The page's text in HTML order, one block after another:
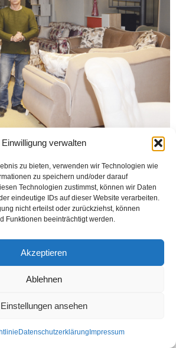
Einwilligung verwalten
zu bieten, verwenden wir Technologien wie
zu speichern und/oder darauf
Technologien zustimmst, können wir Daten
eindeutige IDs auf dieser Website verarbeiten.
nicht erteilst oder zurückziehst, können
Funktionen beeinträchtigt werden.
Akzeptieren
Ablehnen
Einstellungen ansehen
Datenschutzerklärung Impressum
Datenschutzerklärung
Impressum
© Öztürk Gazetesi 1986 – 2026